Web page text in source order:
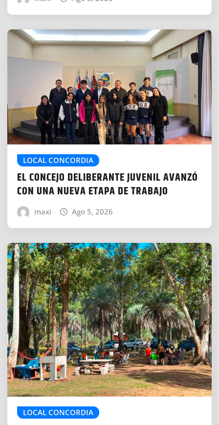
LOCAL CONCORDIA
EL CONCEJO DELIBERANTE JUVENIL AVANZÓ
CON UNA NUEVA ETAPA DE TRABAJO
maxi Ago 5, 2026
LOCAL CONCORDIA